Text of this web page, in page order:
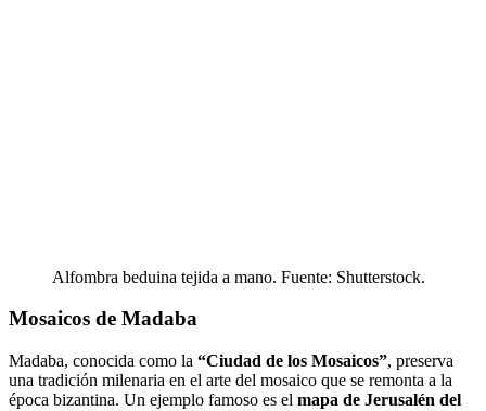
Alfombra beduina tejida a mano. Fuente: Shutterstock.
Mosaicos de Madaba
Madaba, conocida como la “Ciudad de los Mosaicos”, preserva
una tradición milenaria en el arte del mosaico que se remonta a la
época bizantina. Un ejemplo famoso es el mapa de Jerusalén del